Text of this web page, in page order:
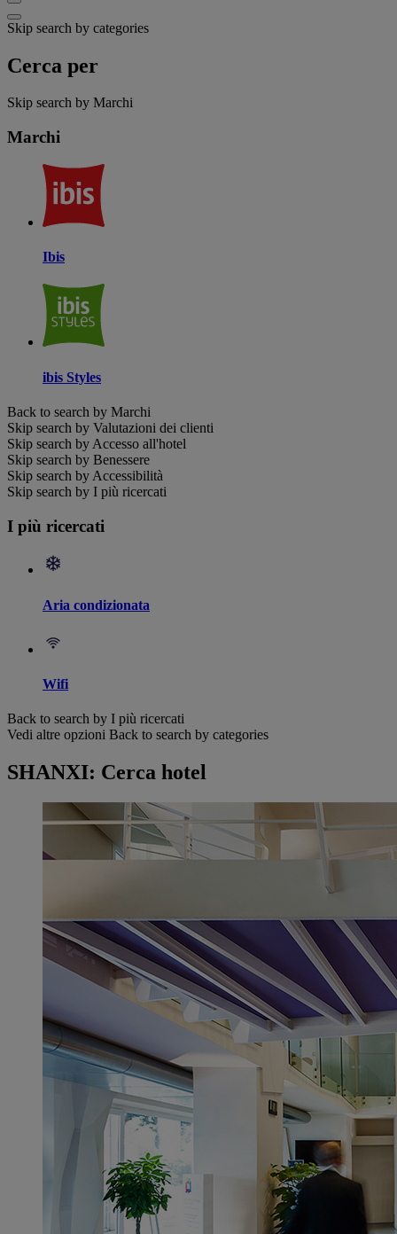
Skip search by categories
Cerca per
Skip search by Marchi
Marchi
Ibis
ibis Styles
Back to search by Marchi
Skip search by Valutazioni dei clienti
Skip search by Accesso all'hotel
Skip search by Benessere
Skip search by Accessibilità
Skip search by I più ricercati
I più ricercati
Aria condizionata
Wifi
Back to search by I più ricercati
Vedi altre opzioni Back to search by categories
SHANXI: Cerca hotel